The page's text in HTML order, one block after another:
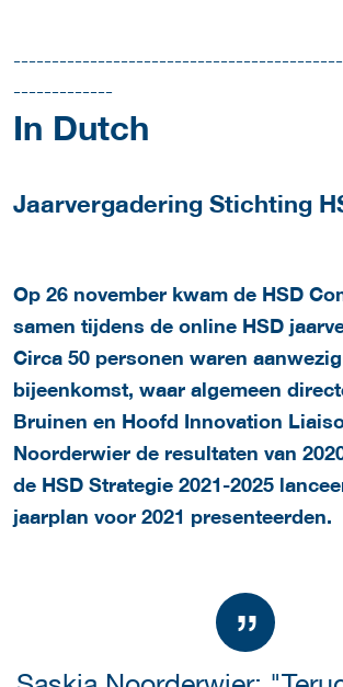
-------------
In Dutch
Jaarvergadering Stichting
Op 26 november kwam de HSD
samen tijdens de online HSD
Circa 50 personen waren
bijeenkomst, waar algemeen
Bruinen en Hoofd Innovation
Noorderwier de resultaten van
de HSD Strategie 2021-2025
jaarplan voor 2021 presenteerden.